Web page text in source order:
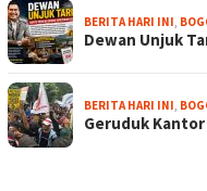
BERITA HARI INI,
Dewan Unjuk
BERITA HARI INI,
Geruduk